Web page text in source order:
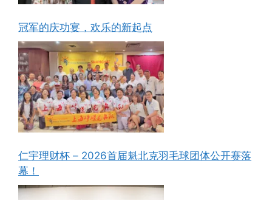
冠军的庆功宴，欢乐的新起点
仁宇理财杯 – 2026首届魁北克羽毛球团体公开赛落
幕！